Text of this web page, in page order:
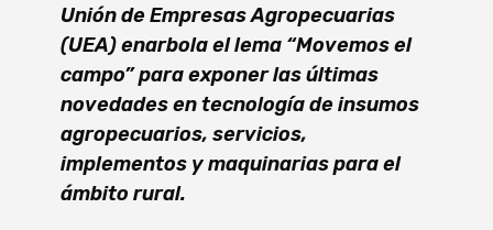
Unión de Empresas Agropecuarias
(UEA) enarbola el lema “Movemos el
campo” para exponer las últimas
novedades en tecnología de insumos
agropecuarios, servicios,
implementos y maquinarias para el
ámbito rural.